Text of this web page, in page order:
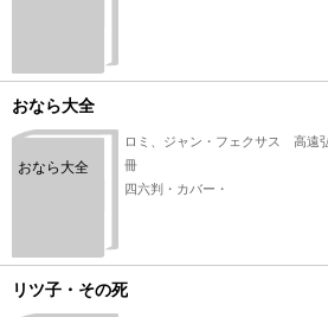
おなら大全
おなら大全
ロミ、ジャン・フェクサス 高遠
冊
四六判・カバー・
リツ子・その死